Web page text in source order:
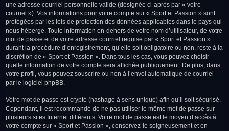
une adresse courriel personnelle valide (désignée ci-après par « votre
courriel »). Vos informations pour votre compte sur « Sport et Passion » sont
protégées par les lois de protection des données applicables dans le pays qui
nous héberge. Toute information en-dehors de votre nom d’utilisateur, de votre
mot de passe et de votre adresse courriel requise par « Sport et Passion »
durant la procédure d’enregistrement, qu’elle soit obligatoire ou non, reste à la
discrétion de « Sport et Passion ». Dans tous les cas, vous pouvez choisir
quelle information de votre compte sera affichée publiquement. De plus, dans
votre profil, vous pouvez souscrire ou non à l’envoi automatique de courriel
par le logiciel phpBB.
Votre mot de passe est crypté (hashage à sens unique) afin qu’il soit sécurisé.
Cependant, il est recommandé de ne pas utiliser le même mot de passe sur
plusieurs sites Internet différents. Votre mot de passe est le moyen d’accès à
votre compte sur « Sport et Passion », conservez-le soigneusement et en